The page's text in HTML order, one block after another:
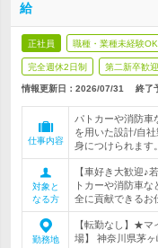
給
正社員 職種・業種未経験OK
完全週休2日制 第二新卒歓迎
情報更新日：2026/07/31 終了
仕事内容
パトカーや消防車
を用いた設計/自
身につけられます。
対象と
なる方
【車好き大歓迎♪
トカーや消防車
全に貢献できるお
勤務地
【転勤なし】★マ
場】 神奈川県茅